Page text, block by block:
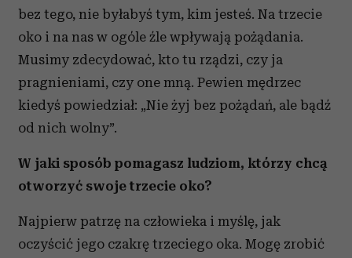
bez tego, nie byłabyś tym, kim jesteś. Na trzecie
oko i na nas w ogóle źle wpływają pożądania.
Musimy zdecydować, kto tu rządzi, czy ja
pragnieniami, czy one mną. Pewien mędrzec
kiedyś powiedział: „Nie żyj bez pożądań, ale bądź
od nich wolny”.
W jaki sposób pomagasz ludziom, którzy chcą
otworzyć swoje trzecie oko?
Najpierw patrzę na człowieka i myślę, jak
oczyścić jego czakrę trzeciego oka. Mogę zrobić